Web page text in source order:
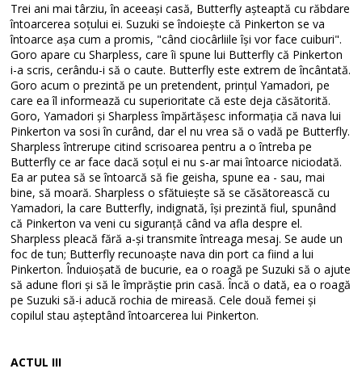
Trei ani mai târziu, în aceeași casă, Butterfly așteaptă cu răbdare
întoarcerea soțului ei. Suzuki se îndoiește că Pinkerton se va
întoarce așa cum a promis, "când ciocârliile își vor face cuiburi".
Goro apare cu Sharpless, care îi spune lui Butterfly că Pinkerton
i-a scris, cerându-i să o caute. Butterfly este extrem de încântată.
Goro acum o prezintă pe un pretendent, prințul Yamadori, pe
care ea îl informează cu superioritate că este deja căsătorită.
Goro, Yamadori și Sharpless împărtășesc informația că nava lui
Pinkerton va sosi în curând, dar el nu vrea să o vadă pe Butterfly.
Sharpless întrerupe citind scrisoarea pentru a o întreba pe
Butterfly ce ar face dacă soțul ei nu s-ar mai întoarce niciodată.
Ea ar putea să se întoarcă să fie geisha, spune ea - sau, mai
bine, să moară. Sharpless o sfătuiește să se căsătorească cu
Yamadori, la care Butterfly, indignată, își prezintă fiul, spunând
că Pinkerton va veni cu siguranță când va afla despre el.
Sharpless pleacă fără a-și transmite întreaga mesaj. Se aude un
foc de tun; Butterfly recunoaște nava din port ca fiind a lui
Pinkerton. Înduioșată de bucurie, ea o roagă pe Suzuki să o ajute
să adune flori și să le împrăștie prin casă. Încă o dată, ea o roagă
pe Suzuki să-i aducă rochia de mireasă. Cele două femei și
copilul stau așteptând întoarcerea lui Pinkerton.
ACTUL III